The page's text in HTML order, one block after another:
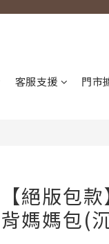
客服支援 門市
【絕版包
背媽媽包(